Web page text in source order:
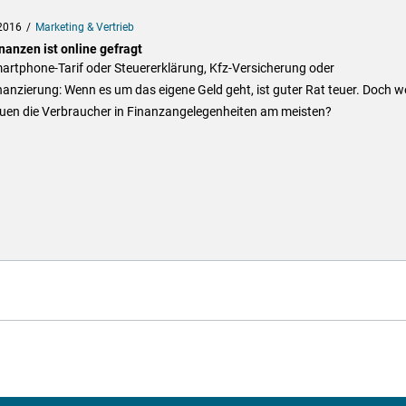
Marketing & Vertrieb
ist online gefragt
Tarif oder Steuererklärung, Kfz-Versicherung oder
Wenn es um das eigene Geld geht, ist guter Rat teuer. Doch
die Verbraucher in Finanzangelegenheiten am meisten?